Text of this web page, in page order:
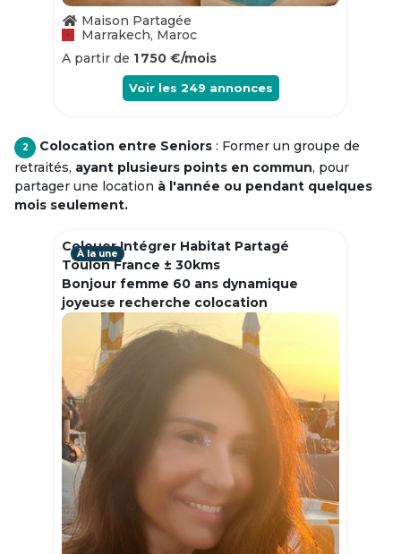
Maison Partagée
Marrakech, Maroc
A partir de 1 750 €/mois
Voir les 249 annonces
2 Colocation entre Seniors : Former un groupe de
retraités, ayant plusieurs points en commun, pour
partager une location à l'année ou pendant quelques
mois seulement.
Colouer Intégrer Habitat Partagé
Toulon France ± 30kms
Bonjour femme 60 ans dynamique
joyeuse recherche colocation
À la une